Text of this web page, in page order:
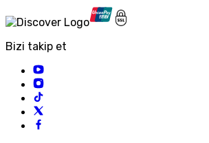
Bizi takip et